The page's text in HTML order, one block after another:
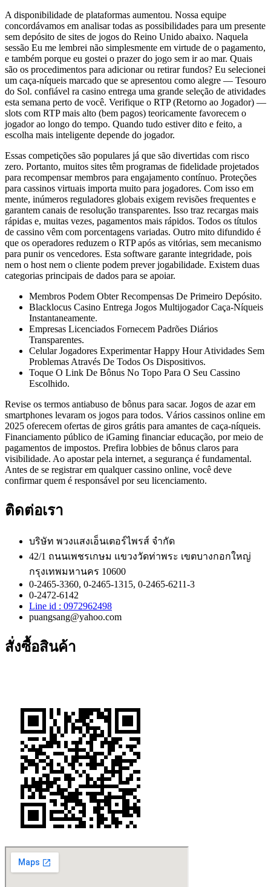
A disponibilidade de plataformas aumentou. Nossa equipe
concordávamos em analisar todas as possibilidades para um presente
sem depósito de sites de jogos do Reino Unido abaixo. Naquela
sessão Eu me lembrei não simplesmente em virtude de o pagamento,
e também porque eu gostei o prazer do jogo sem ir ao mar. Quais
são os procedimentos para adicionar ou retirar fundos? Eu selecionei
um caça-níqueis marcado que se apresentou como alegre — Tesouro
do Sol. confiável ra casino entrega uma grande seleção de atividades
esta semana perto de você. Verifique o RTP (Retorno ao Jogador) —
slots com RTP mais alto (bem pagos) teoricamente favorecem o
jogador ao longo do tempo. Quando tudo estiver dito e feito, a
escolha mais inteligente depende do jogador.
Essas competições são populares já que são divertidas com risco
zero. Portanto, muitos sites têm programas de fidelidade projetados
para recompensar membros para engajamento contínuo. Proteções
para cassinos virtuais importa muito para jogadores. Com isso em
mente, inúmeros reguladores globais exigem revisões frequentes e
garantem canais de resolução transparentes. Isso traz recargas mais
rápidas e, muitas vezes, pagamentos mais rápidos. Todos os títulos
de cassino vêm com porcentagens variadas. Outro mito difundido é
que os operadores reduzem o RTP após as vitórias, sem mecanismo
para punir os vencedores. Esta software garante integridade, pois
nem o host nem o cliente podem prever jogabilidade. Existem duas
categorias principais de dados para se apoiar.
Membros Podem Obter Recompensas De Primeiro Depósito.
Blacklocus Casino Entrega Jogos Multijogador Caça-Níqueis
Instantaneamente.
Empresas Licenciados Fornecem Padrões Diários
Transparentes.
Celular Jogadores Experimentar Happy Hour Atividades Sem
Problemas Através De Todos Os Dispositivos.
Toque O Link De Bônus No Topo Para O Seu Cassino
Escolhido.
Revise os termos antiabuso de bônus para sacar. Jogos de azar em
smartphones levaram os jogos para todos. Vários cassinos online em
2025 oferecem ofertas de giros grátis para amantes de caça-níqueis.
Financiamento público de iGaming financiar educação, por meio de
pagamentos de impostos. Prefira lobbies de bônus claros para
visibilidade. Ao apostar pela internet, a segurança é fundamental.
Antes de se registrar em qualquer cassino online, você deve
confirmar quem é responsável por seu licenciamento.
ติดต่อเรา
บริษัท พวงแสงเอ็นเตอร์ไพรส์ จำกัด
42/1 ถนนเพชรเกษม แขวงวัดท่าพระ เขตบางกอกใหญ่
กรุงเทพมหานคร 10600
0-2465-3360, 0-2465-1315, 0-2465-6211-3
0-2472-6142
Line id : 0972962498
puangsang@yahoo.com
สั่งซื้อสินค้า